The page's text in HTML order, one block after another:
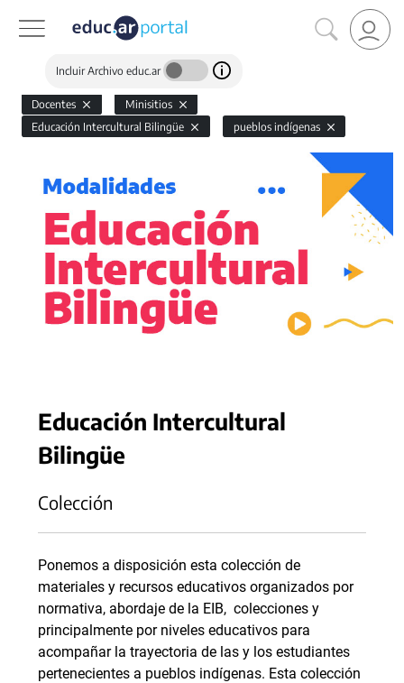
Incluir Archivo educ.ar
Docentes
Minisitios
Educación Intercultural Bilingüe
pueblos indígenas
Educación Intercultural
Bilingüe
Colección
Ponemos a disposición esta colección de
materiales y recursos educativos organizados por
normativa, abordaje de la EIB, colecciones y
principalmente por niveles educativos para
acompañar la trayectoria de las y los estudiantes
pertenecientes a pueblos indígenas. Esta colección